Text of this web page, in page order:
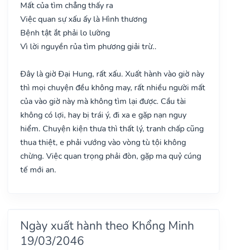
Mất của tìm chẳng thấy ra
Việc quan sự xấu ấy là Hình thương
Bệnh tật ắt phải lo lường
Vì lời nguyền rủa tìm phương giải trừ..
Đây là giờ Đại Hung, rất xấu. Xuất hành vào giờ này
thì mọi chuyện đều không may, rất nhiều người mất
của vào giờ này mà không tìm lại được. Cầu tài
không có lợi, hay bị trái ý, đi xa e gặp nạn nguy
hiểm. Chuyện kiện thưa thì thất lý, tranh chấp cũng
thua thiệt, e phải vướng vào vòng tù tội không
chừng. Việc quan trọng phải đòn, gặp ma quỷ cúng
tế mới an.
Ngày xuất hành theo Khổng Minh
19/03/2046